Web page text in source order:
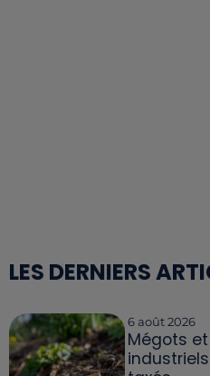
LES DERNIERS
6 août 2026
Mégots